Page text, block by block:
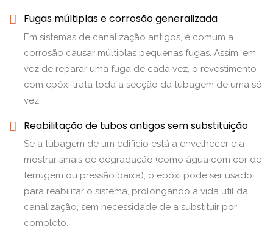
Fugas múltiplas e corrosão generalizada
Em sistemas de canalização antigos, é comum a
corrosão causar múltiplas pequenas fugas. Assim, em
vez de reparar uma fuga de cada vez, o revestimento
com epóxi trata toda a secção da tubagem de uma só
vez.
Reabilitação de tubos antigos sem substituição
Se a tubagem de um edifício está a envelhecer e a
mostrar sinais de degradação (como água com cor de
ferrugem ou pressão baixa), o epóxi pode ser usado
para reabilitar o sistema, prolongando a vida útil da
canalização, sem necessidade de a substituir por
completo.